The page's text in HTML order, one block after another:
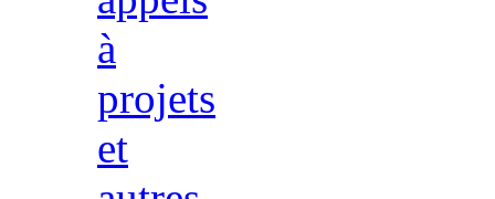
à
projets
et